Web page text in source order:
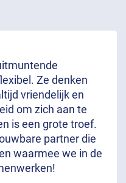
Ze denken
vriendelijk en
om zich aan te
is een grote troef.
partner die
waarmee we in de